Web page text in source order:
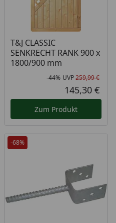
T&J CLASSIC
SENKRECHT RANK 900 x
1800/900 mm
-44% UVP259,99 €
145,30 €
Zum Produkt
-68%